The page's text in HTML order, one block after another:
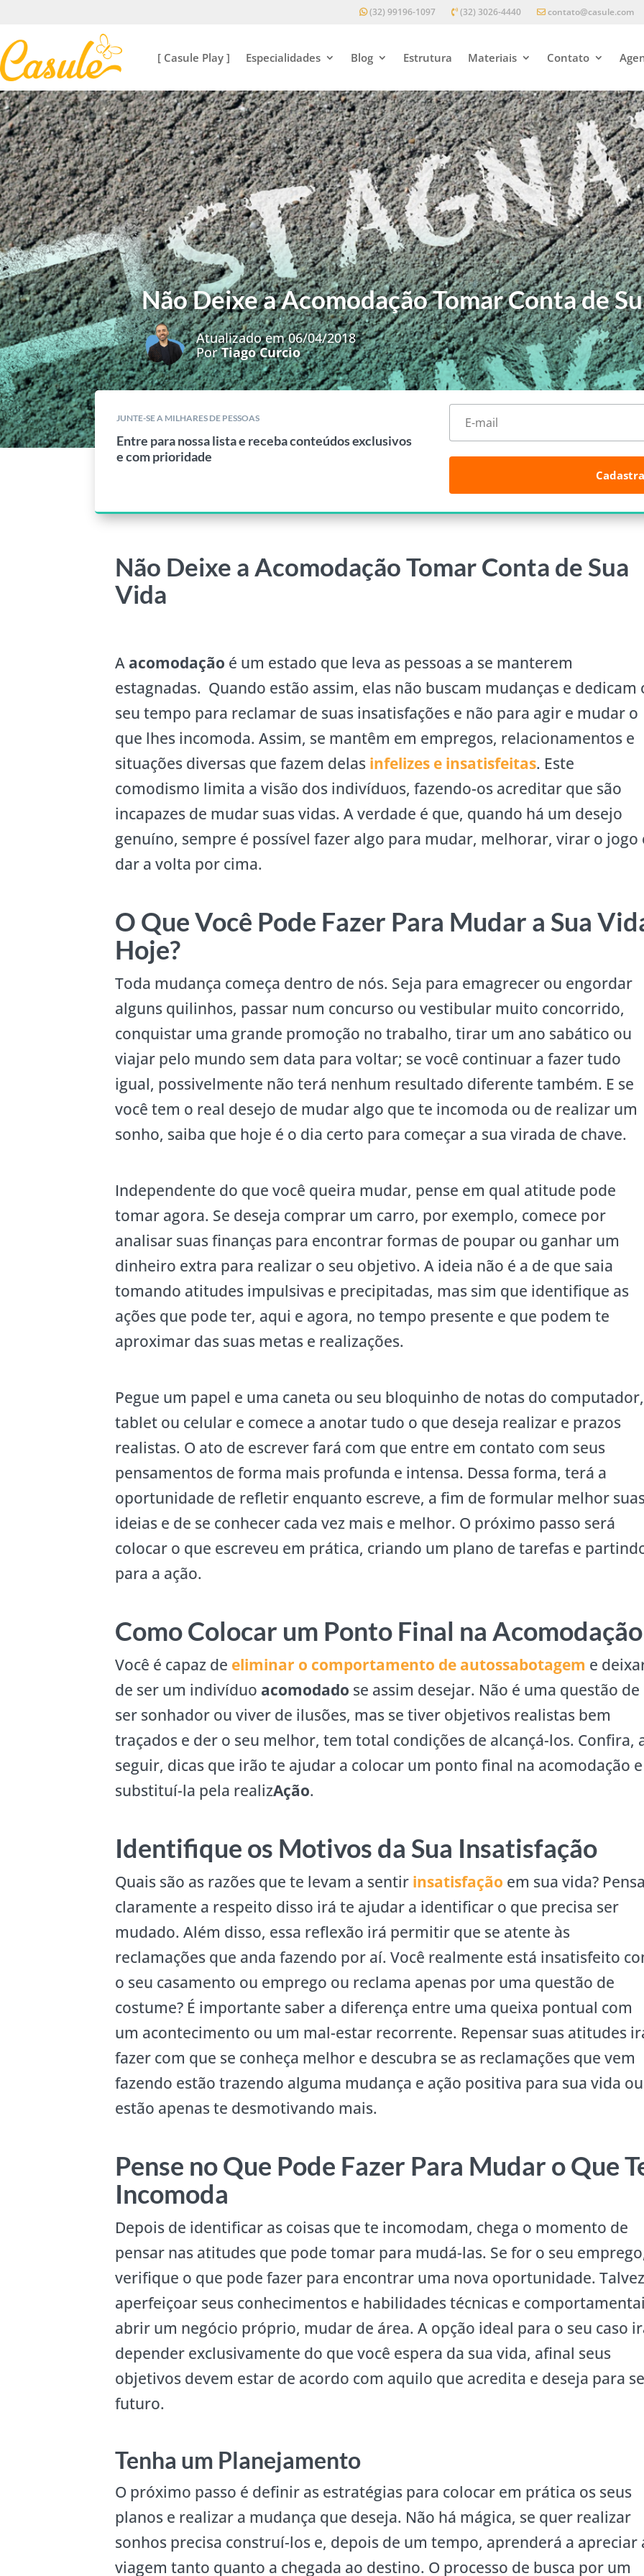
(32) 99196-1097 (32) 3026-4440 contato@casule.com
[ Casule Play ] Especialidades Blog Estrutura Materiais Contato
Não Deixe a Acomodação Tomar Conta de
Atualizado em 06/04/2018
PorTiago Curcio
JUNTE-SE A MILHARES DE PESSOAS
Entre para nossa lista e receba conteúdos exclusivos
e com prioridade
Não Deixe a Acomodação Tomar Conta de Sua
Vida
A acomodação é um estado que leva as pessoas a se manterem
estagnadas. Quando estão assim, elas não buscam mudanças e dedicam
seu tempo para reclamar de suas insatisfações e não para agir e mudar o
que lhes incomoda. Assim, se mantêm em empregos, relacionamentos e
situações diversas que fazem delas infelizes e insatisfeitas. Este
comodismo limita a visão dos indivíduos, fazendo-os acreditar que são
incapazes de mudar suas vidas. A verdade é que, quando há um desejo
genuíno, sempre é possível fazer algo para mudar, melhorar, virar o jogo
dar a volta por cima.
O Que Você Pode Fazer Para Mudar a Sua
Hoje?
Toda mudança começa dentro de nós. Seja para emagrecer ou engordar
alguns quilinhos, passar num concurso ou vestibular muito concorrido,
conquistar uma grande promoção no trabalho, tirar um ano sabático ou
viajar pelo mundo sem data para voltar; se você continuar a fazer tudo
igual, possivelmente não terá nenhum resultado diferente também. E se
você tem o real desejo de mudar algo que te incomoda ou de realizar um
sonho, saiba que hoje é o dia certo para começar a sua virada de chave.
Independente do que você queira mudar, pense em qual atitude pode
tomar agora. Se deseja comprar um carro, por exemplo, comece por
analisar suas finanças para encontrar formas de poupar ou ganhar um
dinheiro extra para realizar o seu objetivo. A ideia não é a de que saia
tomando atitudes impulsivas e precipitadas, mas sim que identifique as
ações que pode ter, aqui e agora, no tempo presente e que podem te
aproximar das suas metas e realizações.
Pegue um papel e uma caneta ou seu bloquinho de notas do computador,
tablet ou celular e comece a anotar tudo o que deseja realizar e prazos
realistas. O ato de escrever fará com que entre em contato com seus
pensamentos de forma mais profunda e intensa. Dessa forma, terá a
oportunidade de refletir enquanto escreve, a fim de formular melhor
ideias e de se conhecer cada vez mais e melhor. O próximo passo será
colocar o que escreveu em prática, criando um plano de tarefas e
para a ação.
Como Colocar um Ponto Final na Acomodação
Você é capaz de eliminar o comportamento de autossabotagem e
de ser um indivíduo acomodado se assim desejar. Não é uma questão de
ser sonhador ou viver de ilusões, mas se tiver objetivos realistas bem
traçados e der o seu melhor, tem total condições de alcançá-los. Confira,
seguir, dicas que irão te ajudar a colocar um ponto final na acomodação e
substituí-la pela realizAção.
Identifique os Motivos da Sua Insatisfação
Quais são as razões que te levam a sentir insatisfação em sua vida?
claramente a respeito disso irá te ajudar a identificar o que precisa ser
mudado. Além disso, essa reflexão irá permitir que se atente às
reclamações que anda fazendo por aí. Você realmente está insatisfeito
o seu casamento ou emprego ou reclama apenas por uma questão de
costume? É importante saber a diferença entre uma queixa pontual com
um acontecimento ou um mal-estar recorrente. Repensar suas atitudes
fazer com que se conheça melhor e descubra se as reclamações que vem
fazendo estão trazendo alguma mudança e ação positiva para sua vida ou
estão apenas te desmotivando mais.
Pense no Que Pode Fazer Para Mudar o Que
Incomoda
Depois de identificar as coisas que te incomodam, chega o momento de
pensar nas atitudes que pode tomar para mudá-las. Se for o seu
verifique o que pode fazer para encontrar uma nova oportunidade. Talvez
aperfeiçoar seus conhecimentos e habilidades técnicas e
abrir um negócio próprio, mudar de área. A opção ideal para o seu caso
depender exclusivamente do que você espera da sua vida, afinal seus
objetivos devem estar de acordo com aquilo que acredita e deseja para
futuro.
Tenha um Planejamento
O próximo passo é definir as estratégias para colocar em prática os seus
planos e realizar a mudança que deseja. Não há mágica, se quer realizar
sonhos precisa construí-los e, depois de um tempo, aprenderá a apreciar
viagem tanto quanto a chegada ao destino. O processo de busca por um